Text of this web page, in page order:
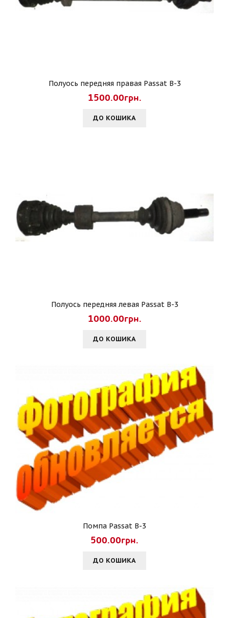
Полуось передняя правая Passat B-3
1500.00грн.
ДО КОШИКА
Полуось передняя левая Passat B-3
1000.00грн.
ДО КОШИКА
Помпа Passat B-3
500.00грн.
ДО КОШИКА